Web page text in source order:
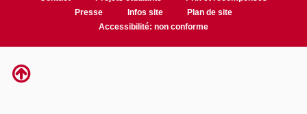
Presse
Infos site
Plan de site
Accessibilité: non conforme